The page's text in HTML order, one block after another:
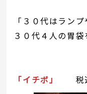
「３０代はラン
３０代４人の胃
「イチボ」 税